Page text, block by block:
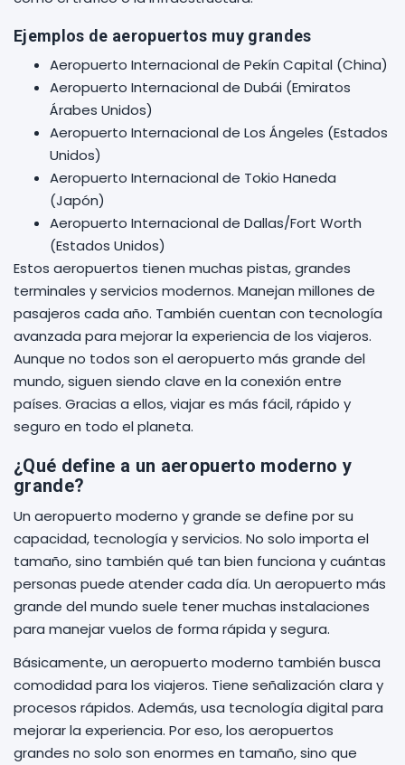
Ejemplos de aeropuertos muy grandes
Aeropuerto Internacional de Pekín Capital (China)
Aeropuerto Internacional de Dubái (Emiratos
Árabes Unidos)
Aeropuerto Internacional de Los Ángeles (Estados
Unidos)
Aeropuerto Internacional de Tokio Haneda
(Japón)
Aeropuerto Internacional de Dallas/Fort Worth
(Estados Unidos)
Estos aeropuertos tienen muchas pistas, grandes
terminales y servicios modernos. Manejan millones de
pasajeros cada año. También cuentan con tecnología
avanzada para mejorar la experiencia de los viajeros.
Aunque no todos son el aeropuerto más grande del
mundo, siguen siendo clave en la conexión entre
países. Gracias a ellos, viajar es más fácil, rápido y
seguro en todo el planeta.
¿Qué define a un aeropuerto moderno y
grande?
Un aeropuerto moderno y grande se define por su
capacidad, tecnología y servicios. No solo importa el
tamaño, sino también qué tan bien funciona y cuántas
personas puede atender cada día. Un aeropuerto más
grande del mundo suele tener muchas instalaciones
para manejar vuelos de forma rápida y segura.
Básicamente, un aeropuerto moderno también busca
comodidad para los viajeros. Tiene señalización clara y
procesos rápidos. Además, usa tecnología digital para
mejorar la experiencia. Por eso, los aeropuertos
grandes no solo son enormes en tamaño, sino que